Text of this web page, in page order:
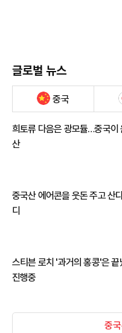
글로벌 뉴스
중국
희토류 다음은 광모듈…중국이
산
중국산 에어콘을 웃돈 주고 산
디
스티븐 로치 '과거의 홍콩'은
진행중
중